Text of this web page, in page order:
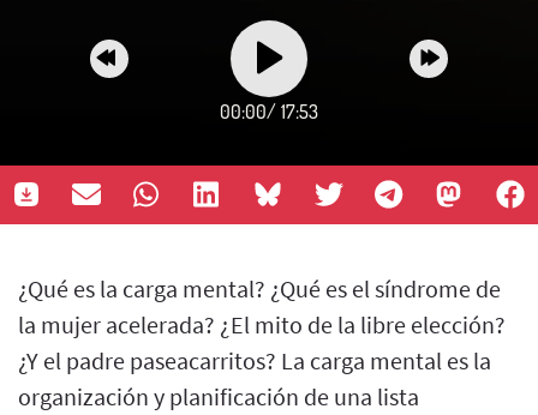
00:00/ 17:53
¿Qué es la carga mental? ¿Qué es el síndrome de
la mujer acelerada? ¿El mito de la libre elección?
¿Y el padre paseacarritos? La carga mental es la
organización y planificación de una lista